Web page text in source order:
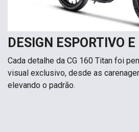
DESIGN ESPORTIVO
Cada detalhe da CG 160 Titan foi
visual exclusivo, desde as
elevando o padrão.